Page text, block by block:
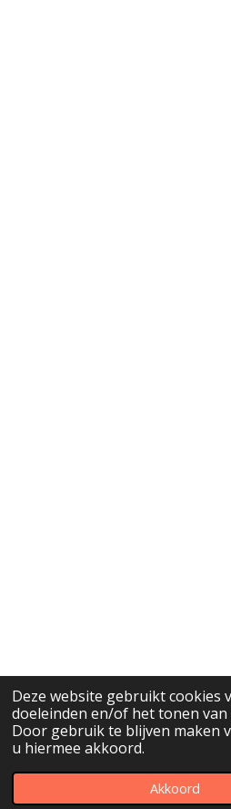
Deze website gebruikt cookies
doeleinden en/of het tonen van
Door gebruik te blijven maken
u hiermee akkoord.
Akkoord